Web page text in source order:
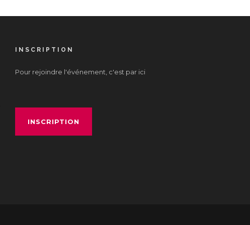
INSCRIPTION
Pour rejoindre l'événement, c'est par ici
INSCRIPTION